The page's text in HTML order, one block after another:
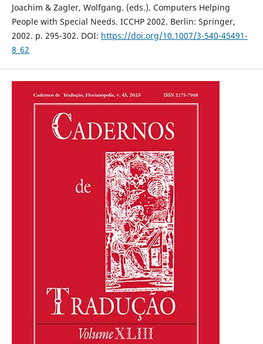
Joachim & Zagler, Wolfgang. (eds.). Computers Helping
People with Special Needs. ICCHP 2002. Berlin: Springer,
2002. p. 295-302. DOI: https://doi.org/10.1007/3-540-45491-
8_62